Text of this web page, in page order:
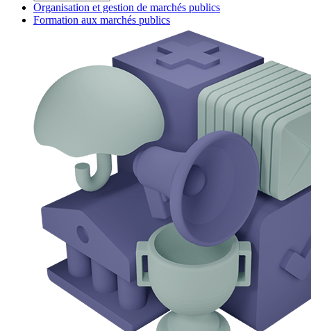
Organisation et gestion de marchés publics
Formation aux marchés publics